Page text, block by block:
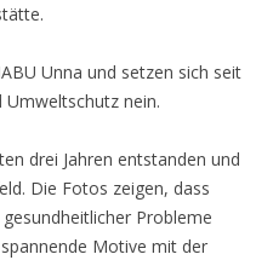
Unna und setzen sich seit
Umweltschutz nein.
drei Jahren entstanden und
Die Fotos zeigen, dass
Probleme
Motive mit der